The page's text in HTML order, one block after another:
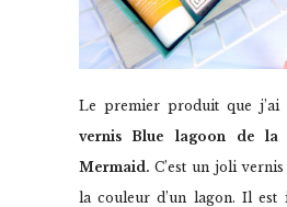
Le premier produit que j’ai
vernis Blue lagoon de
Mermaid. C’est un joli vernis
la couleur d’un lagon. Il est